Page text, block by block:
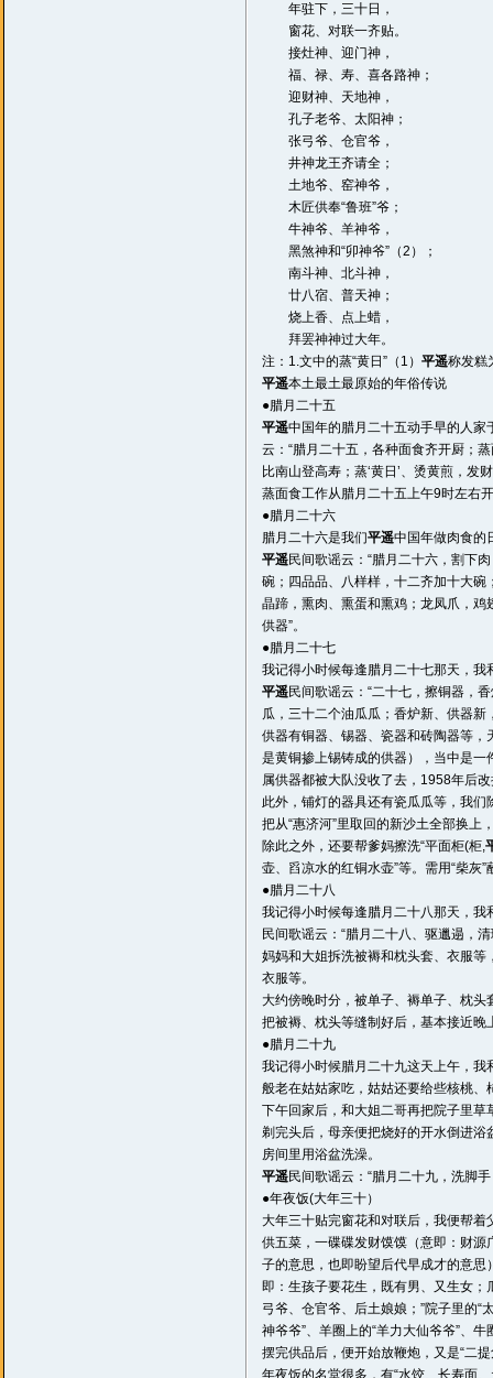
年驻下，三十日，
窗花、对联一齐贴。
接灶神、迎门神，
福、禄、寿、喜各路神；
迎财神、天地神，
孔子老爷、太阳神；
张弓爷、仓官爷，
井神龙王齐请全；
土地爷、窑神爷，
木匠供奉“鲁班”爷；
牛神爷、羊神爷，
黑煞神和“卯神爷”（2）；
南斗神、北斗神，
廿八宿、普天神；
烧上香、点上蜡，
拜罢神神过大年。
注：1.文中的蒸“黄日”（1） 平遥称发糕
平遥本土最土最原始的年俗传说
●腊月二十五
平遥中国年的腊月二十五动手早的人家
云：“腊月二十五，各种面食齐开厨；
比南山登高寿；蒸‘黄日’、烫黄煎，发
蒸面食工作从腊月二十五上午9时左右
●腊月二十六
腊月二十六是我们平遥中国年做肉食的
平遥民间歌谣云：“腊月二十六，割下
碗；四品品、八样样，十二齐加十大
晶蹄，熏肉、熏蛋和熏鸡；龙凤爪，
供器”。
●腊月二十七
我记得小时候每逢腊月二十七那天，
平遥民间歌谣云：“二十七，擦铜器，
瓜，三十二个油瓜瓜；香炉新、供器
供器有铜器、锡器、瓷器和砖陶器等
是黄铜掺上锡铸成的供器），当中是
属供器都被大队没收了去，1958年后
此外，铺灯的器具还有瓷瓜瓜等，我
把从“惠济河”里取回的新沙土全部换上
除此之外，还要帮爹妈擦洗“平面柜(柜,
壶、舀凉水的红铜水壶”等。需用“柴灰
●腊月二十八
我记得小时候每逢腊月二十八那天，
民间歌谣云：“腊月二十八、驱邋遢，
妈妈和大姐拆洗被褥和枕头套、衣服
衣服等。
大约傍晚时分，被单子、褥单子、枕
把被褥、枕头等缝制好后，基本接近
●腊月二十九
我记得小时候腊月二十九这天上午，
般老在姑姑家吃，姑姑还要给些核桃、
下午回家后，和大姐二哥再把院子里草
剃完头后，母亲便把烧好的开水倒进
房间里用浴盆洗澡。
平遥民间歌谣云：“腊月二十九，洗脚
●年夜饭(大年三十）
大年三十贴完窗花和对联后，我便帮着
供五菜，一碟碟发财馍馍（意即：财源
子的意思，也即盼望后代早成才的意思
即：生孩子要花生，既有男、又生女
弓爷、仓官爷、后土娘娘；”院子里的“
神爷爷”、羊圈上的“羊力大仙爷爷”、
摆完供品后，便开始放鞭炮，又是“二
年夜饭的名堂很多，有“水饺、长寿面